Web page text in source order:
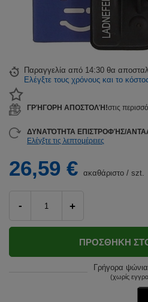
26,59 € ακαθάριστο / szt.
- +
ΠΡΟΣΘΉΚΗ
Γρήγορα ψώνια
(χωρίς
Παραγγελία από 14:30 θα
Ελέγξτε τους χρόνους και το
ΓΡΉΓΟΡΗ ΑΠΟΣΤΟΛΉ!στις
ΔΥΝΑΤΌΤΗΤΑ ΕΠΙΣΤΡΟΦΉΣ/
Ελέγξτε τις λεπτομέρειες